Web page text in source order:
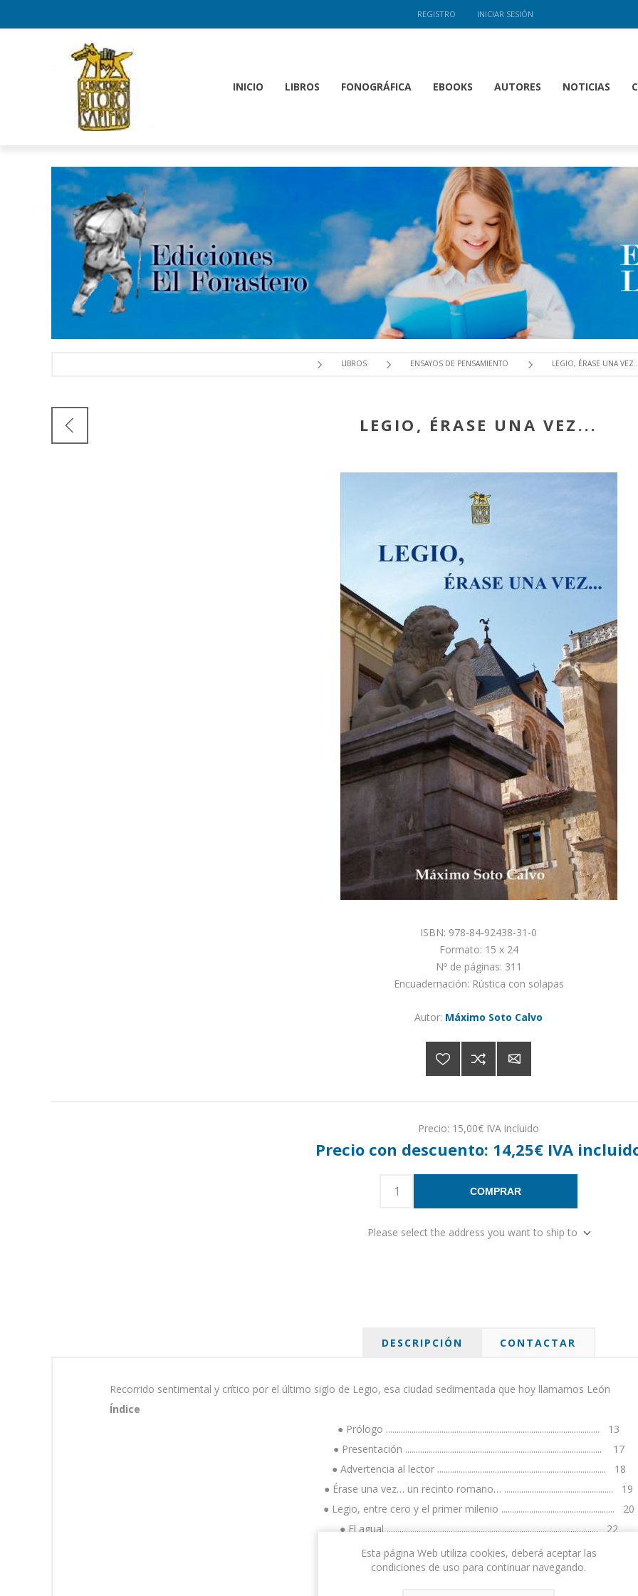
REGISTRO INICIAR SESIÓN
INICIO LIBROS FONOGRÁFICA EBOOKS AUTORES NOTICIAS
LIBROS ENSAYOS DE PENSAMIENTO LEGIO, ÉRASE UNA
LEGIO, ÉRASE UNA VEZ...
ISBN: 978-84-92438-31-0
Formato: 15 x 24
Nº de páginas: 311
Encuadernación: Rústica con solapas
Autor: Máximo Soto Calvo
Precio: 15,00€ IVA incluido
Precio con descuento: 14,25€ IVA
COMPRAR
Please select the address you want to ship to
DESCRIPCIÓN CONTACTAR
Recorrido sentimental y crítico por el último siglo de Legio, esa ciudad sedimentada que hoy llamamos León
Índice
● Prólogo .................................................................................................... 13
● Presentación ............................................................................................ 17
● Advertencia al lector ............................................................................... 18
● Érase una vez… un recinto romano… ................................................... 19
● Legio, entre cero y el primer milenio ..................................................... 20
● El agual ................................................................................................... 22
● Decadencia de un imperio ....................................................................... 25
● La época Visigoda ................................................................................... 26
Esta página Web utiliza cookies, deberá aceptar las
condiciones de uso para continuar navegando.